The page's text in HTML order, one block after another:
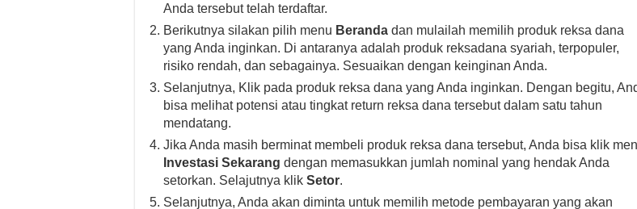
Anda tersebut telah terdaftar.
Berikutnya silakan pilih menu Beranda dan mulailah memilih produk reksa dana
yang Anda inginkan. Di antaranya adalah produk reksadana syariah, terpopuler,
risiko rendah, dan sebagainya. Sesuaikan dengan keinginan Anda.
Selanjutnya, Klik pada produk reksa dana yang Anda inginkan. Dengan begitu,
bisa melihat potensi atau tingkat return reksa dana tersebut dalam satu tahun
mendatang.
Jika Anda masih berminat membeli produk reksa dana tersebut, Anda bisa klik
Investasi Sekarang dengan memasukkan jumlah nominal yang hendak Anda
setorkan. Selajutnya klik Setor.
Selanjutnya, Anda akan diminta untuk memilih metode pembayaran yang akan